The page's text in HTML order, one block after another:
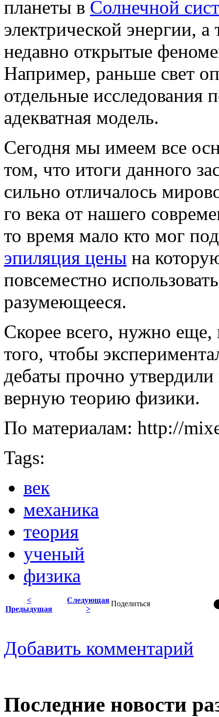
планеты в Солнечной
электрической энергии,
недавно открытые
Например, раньше свет
отдельные исследования
адекватная модель.
Сегодня мы имеем все
том, что итоги данного
сильно отличалось
го века от нашего
то время мало кто мог
эпиляция цены на
повсеместно
разумеющееся.
Скорее всего, нужно
того, чтобы
дебаты прочно
верную теорию физики.
По материалам: http://
Tags:
век
механика
теория
ученый
физика
Поделиться
<
Предыдущая
Следующая
>
Добавить комментарий
Последние новости